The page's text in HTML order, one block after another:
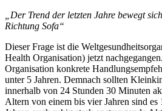
„Der Trend der letzten Jahre bewegt
Richtung Sofa“
Dieser Frage ist die
Health Organisation) jetzt
Organisation konkrete
unter 5 Jahren. Demnach sollten
innerhalb von 24 Stunden 30 Minuten
Altern von einem bis vier Jahren sind